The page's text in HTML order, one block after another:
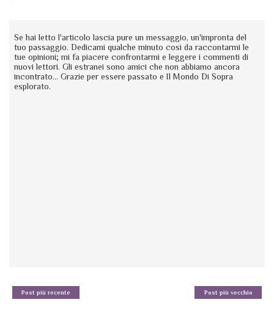
Se hai letto l'articolo lascia pure un messaggio, un'impronta del
tuo passaggio. Dedicami qualche minuto così da raccontarmi le
tue opinioni; mi fa piacere confrontarmi e leggere i commenti di
nuovi lettori. Gli estranei sono amici che non abbiamo ancora
incontrato... Grazie per essere passato e Il Mondo Di Sopra
esplorato.
Post più recente Post più vecchio